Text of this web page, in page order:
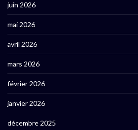
juin 2026
mai 2026
avril 2026
mars 2026
février 2026
janvier 2026
décembre 2025